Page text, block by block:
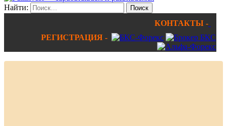
Найти:
КОНТАКТЫ -
РЕГИСТРАЦИЯ -